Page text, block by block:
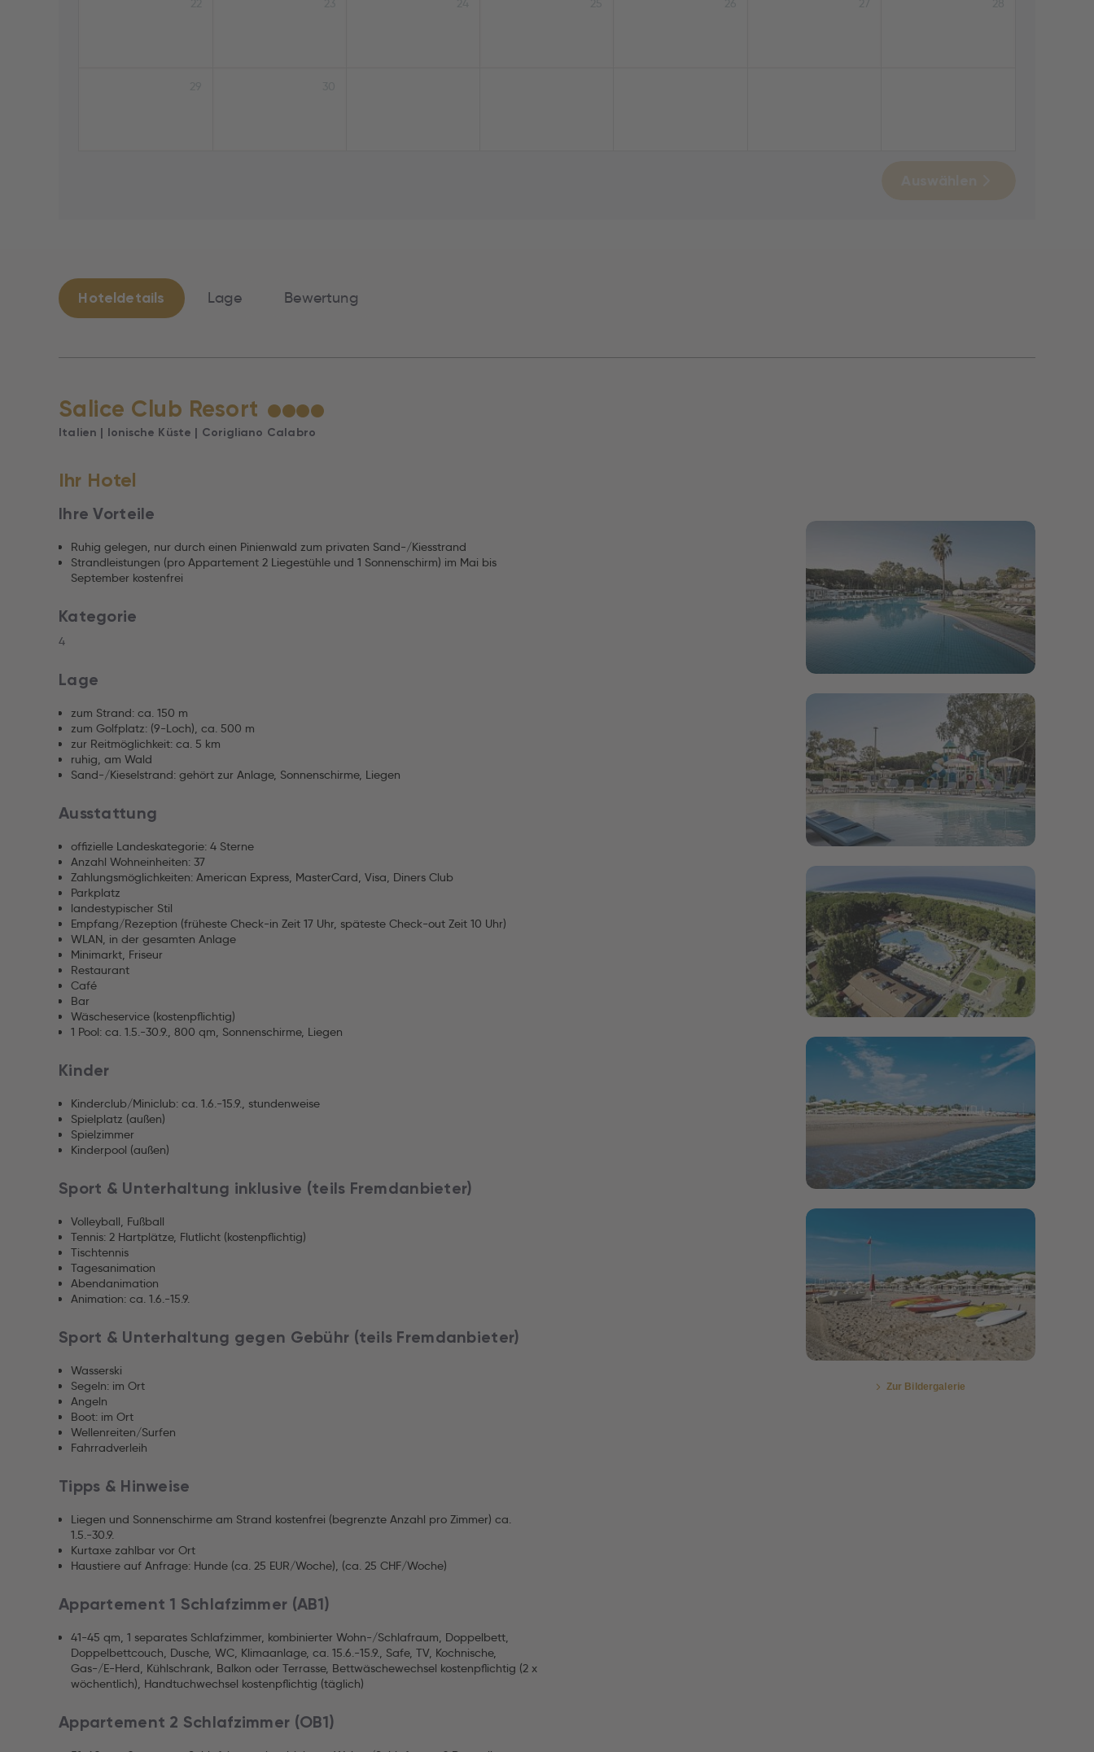
Hoteldetails Lage Bewertung
Salice Club Resort ★★★★
Italien | Ionische Küste | Corigliano Calabro
Ihr Hotel
Ihre Vorteile
Ruhig gelegen, nur durch einen Pinienwald zum privaten Sand-/Kiesstrand
Strandleistungen (pro Appartement 2 Liegestühle und 1 Sonnenschirm) im Mai bis
September kostenfrei
Kategorie
4
Lage
zum Strand: ca. 150 m
zum Golfplatz: (9-Loch), ca. 500 m
zur Reitmöglichkeit: ca. 5 km
ruhig, am Wald
Sand-/Kieselstrand: gehört zur Anlage, Sonnenschirme, Liegen
Ausstattung
offizielle Landeskategorie: 4 Sterne
Anzahl Wohneinheiten: 37
Zahlungsmöglichkeiten: American Express, MasterCard, Visa, Diners Club
Parkplatz
landestypischer Stil
Empfang/Rezeption (früheste Check-in Zeit 17 Uhr, späteste Check-out Zeit 10 Uhr)
WLAN, in der gesamten Anlage
Minimarkt, Friseur
Restaurant
Café
Bar
Wäscheservice (kostenpflichtig)
1 Pool: ca. 1.5.-30.9., 800 qm, Sonnenschirme, Liegen
Kinder
Kinderclub/Miniclub: ca. 1.6.-15.9., stundenweise
Spielplatz (außen)
Spielzimmer
Kinderpool (außen)
Sport & Unterhaltung inklusive (teils Fremdanbieter)
Volleyball, Fußball
Tennis: 2 Hartplätze, Flutlicht (kostenpflichtig)
Tischtennis
Tagesanimation
Abendanimation
Animation: ca. 1.6.-15.9.
Sport & Unterhaltung gegen Gebühr (teils Fremdanbieter)
Wasserski
Segeln: im Ort
Angeln
Boot: im Ort
Wellenreiten/Surfen
Fahrradverleih
Tipps & Hinweise
Liegen und Sonnenschirme am Strand kostenfrei (begrenzte Anzahl pro Zimmer) ca.
1.5.-30.9.
Kurtaxe zahlbar vor Ort
Haustiere auf Anfrage: Hunde (ca. 25 EUR/Woche), (ca. 25 CHF/Woche)
Appartement 1 Schlafzimmer (AB1)
41-45 qm, 1 separates Schlafzimmer, kombinierter Wohn-/Schlafraum, Doppelbett,
Doppelbettcouch, Dusche, WC, Klimaanlage, ca. 15.6.-15.9., Safe, TV, Kochnische,
Gas-/E-Herd, Kühlschrank, Balkon oder Terrasse, Bettwäschewechsel kostenpflichtig (2 x
wöchentlich), Handtuchwechsel kostenpflichtig (täglich)
Appartement 2 Schlafzimmer (OB1)
Bildergalerie öffnen
Bildergalerie öffnen
Bildergalerie öffnen
Bildergalerie öffnen
Bildergalerie öffnen
Zur Bildergalerie